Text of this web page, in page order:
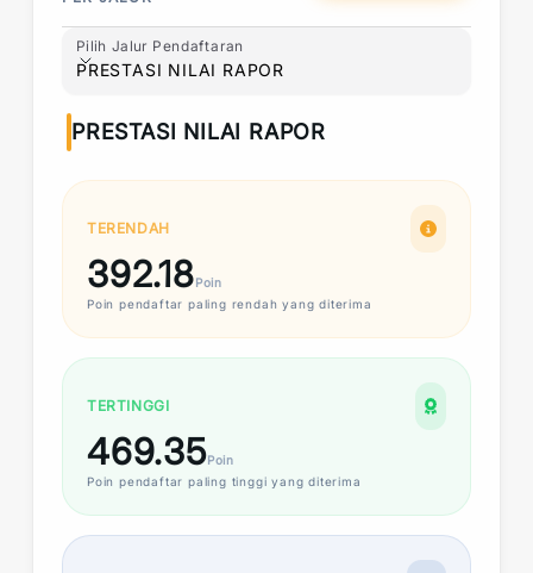
Pilih Jalur Pendaftaran
Pilih Jalur Pendaftaran
PRESTASI NILAI RAPOR
PRESTASI NILAI RAPOR
TERENDAH
392.18Poin
Poin pendaftar paling rendah yang diterima
TERTINGGI
469.35Poin
Poin pendaftar paling tinggi yang diterima